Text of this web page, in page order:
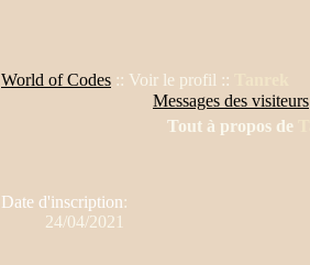
World of Codes :: Voir le profil ::
Messages des visiteurs
Tout à propos de
Date d'inscription:
24/04/2021